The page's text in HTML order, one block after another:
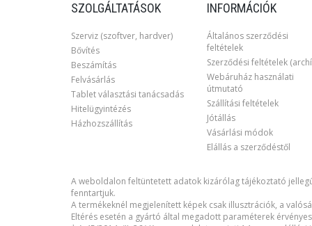
SZOLGÁLTATÁSOK
Szerviz (szoftver, hardver)
Bővítés
Beszámítás
Felvásárlás
Tablet választási tanácsadás
Hitelügyintézés
Házhozszállítás
INFORMÁCIÓK
Általános szerződési
feltételek
Szerződési feltételek
Webáruház használati
útmutató
Szállítási feltételek
Jótállás
Vásárlási módok
Elállás a szerződéstől
A weboldalon feltüntetett adatok kizárólag tájékoztató
fenntartjuk.
A termékeknél megjelenített képek csak illusztrációk, a
Eltérés esetén a gyártó által megadott paraméterek